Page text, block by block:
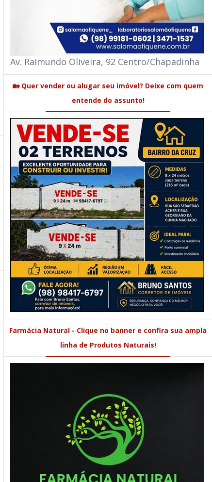
Av. Raimundo Oliveira, 92 Centro/Chapadinha
🏡 Quer vender ou alugar seu imóvel? Deixe com quem
entende do assunto!
Farmácia Natural - Clique no banner e confira sua ampla
linha de Produtos Naturais!